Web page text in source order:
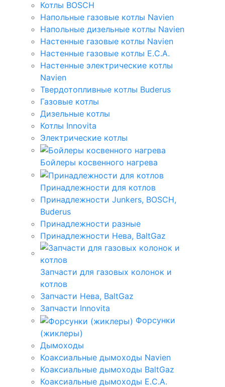
Котлы BOSCH
Напольные газовые котлы Navien
Напольные дизельные котлы Navien
Настенные газовые котлы Navien
Настенные газовые котлы E.C.A.
Настенные электрические котлы
Navien
Твердотопливные котлы Buderus
Газовые котлы
Дизельные котлы
Котлы Innovita
Электрические котлы
Бойлеры косвенного нагрева
Принадлежности для котлов
Принадлежности Junkers, BOSCH,
Buderus
Принадлежности разные
Принадлежности Нева, BaltGaz
Запчасти для газовых колонок и
котлов
Запчасти Нева, BaltGaz
Запчасти Innovita
Форсунки
(жиклеры)
Дымоходы
Коаксиальные дымоходы Navien
Коаксиальные дымоходы BaltGaz
Коаксиальные дымоходы E.C.A.